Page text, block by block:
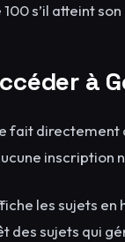
s’il atteint
à
fait
inscription
les sujets
des sujets qui